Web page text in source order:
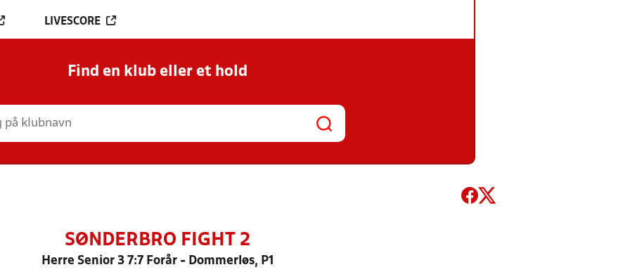
LIVESCORE
Find en klub eller et hold
SØNDERBRO FIGHT 2
Herre Senior 3 7:7 Forår - Dommerløs, P1